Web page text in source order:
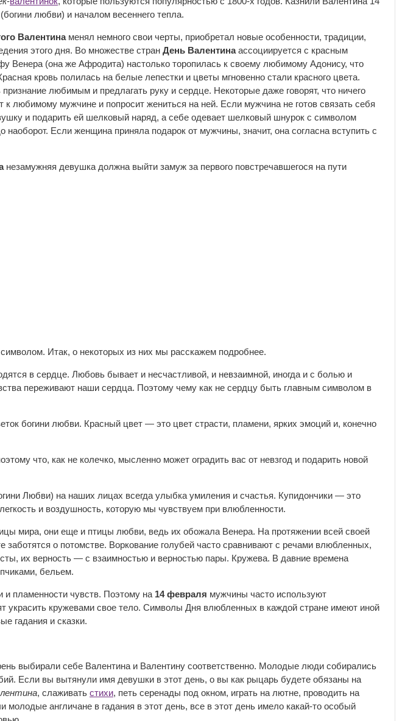
любви) и началом весеннего тепла.
Валентинаменял немного свои черты, приобретал новые особенности, традиции,
этого дня. Во множестве стран День Валентинаассоциируется с красным
Венера (она же Афродита) настолько торопилась к своему любимому Адонису, что
кровь полилась на белые лепестки и цветы мгновенно стали красного цвета.
любимым и предлагать руку и сердце. Некоторые даже говорят, что ничего
к любимому мужчине и попросит жениться на ней. Если мужчина не готов связать себя
и подарить ей шелковый наряд, а себе одевает шелковый шнурок с символом
наоборот. Если женщина приняла подарок от мужчины, значит, она согласна вступить с
незамужняя девушка должна выйти замуж за первого повстречавшегося на пути
Итак, о некоторых из них мы расскажем подробнее.
в сердце. Любовь бывает и несчастливой, и невзаимной, иногда и с болью и
переживают наши сердца. Поэтому чему как не сердцу быть главным символом в
богини любви. Красный цвет — это цвет страсти, пламени, ярких эмоций и, конечно
что, как не колечко, мысленно может оградить вас от невзгод и подарить новой
Любви) на наших лицах всегда улыбка умиления и счастья. Купидончики — это
и воздушность, которую мы чувствуем при влюбленности.
мира, они еще и птицы любви, ведь их обожала Венера. На протяжении всей своей
о потомстве. Воркование голубей часто сравнивают с речами влюбленных,
их верность — с взаимностью и верностью пары. Кружева. В давние времена
бельем.
пламенности чувств. Поэтому на 14 февраля мужчины часто используют
украсить кружевами свое тело. Символы Дня влюбленных в каждой стране имеют иной
гадания и сказки.
выбирали себе Валентина и Валентину соответственно. Молодые люди собирались
Если вы вытянули имя девушки в этот день, о вы как рыцарь будете обязаны на
, слаживать стихи, петь серенады под окном, играть на лютне, проводить на
англичане в гадания в этот день, все в этот день имело какай-то особый